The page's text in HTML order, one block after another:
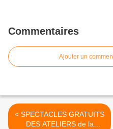
Commentaires
Ajouter un
< SPECTACLES GRATUITS
DES ATELIERS de la